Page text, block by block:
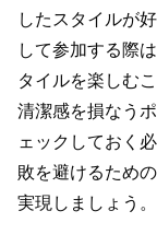
したスタイルが
して参加する際
タイルを楽しむ
清潔感を損なう
ェックしておく
敗を避けるため
実現しましょう。